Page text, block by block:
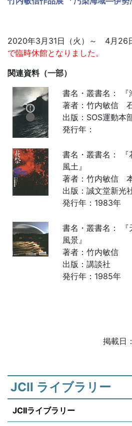
2020年3月31日（火）～ 4月26
で臨時休館となりました。
関連資料（一部）
書名・叢書名： 『
著者：竹内敏信
出版：SOS運動本
発行年：
書名・叢書名： 『
風土』
著者：竹内敏信
出版：誠文堂新光
発行年：1983年
書名・叢書名：
風景』
著者：竹内敏信
出版：講談社
発行年：1985年
掲載日
JCII ライブラリー
JCIIライブラリー